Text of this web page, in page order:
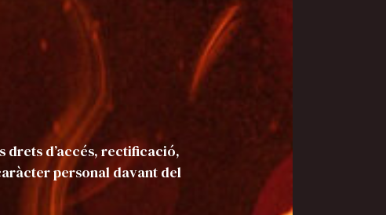
drets d’accés, rectificació,
personal davant del